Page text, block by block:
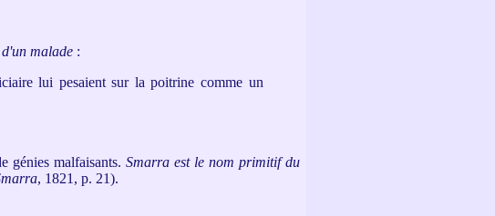
malade:
lui pesaient sur la poitrine comme un
génies malfaisants. Smarra est le nom primitif du
, 1821, p. 21).